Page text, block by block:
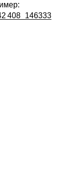
408_146333